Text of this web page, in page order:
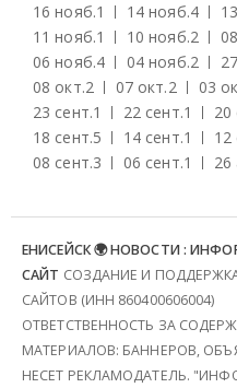
16 нояб.1 14 нояб.4
11 нояб.1 10 нояб.2
06 нояб.4 04 нояб.2
08 окт.2 07 окт.2 03
23 сент.1 22 сент.1 20
18 сент.5 14 сент.1 12
08 сент.3 06 сент.1 26
ЕНИСЕЙСК 🌍 НОВОСТИ :
САЙТ СОЗДАНИЕ И
САЙТОВ (ИНН 860400606004)
ОТВЕТСТВЕННОСТЬ ЗА
МАТЕРИАЛОВ: БАННЕРОВ,
НЕСЕТ РЕКЛАМОДАТЕЛЬ.